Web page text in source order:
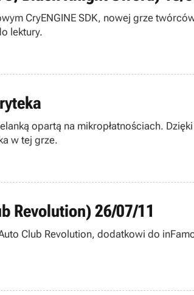
CryENGINE SDK, nowej grze
lektury.
opartą na mikropłatnościach.
w tej grze.
Revolution) 26/07/11
Club Revolution, dodatkowi do